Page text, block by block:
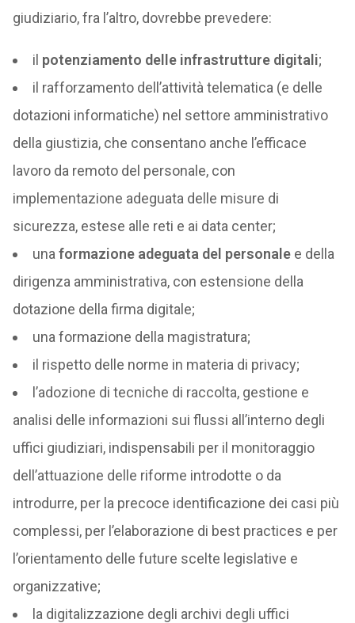
giudiziario, fra l’altro, dovrebbe prevedere:
il potenziamento delle infrastrutture digitali;
il rafforzamento dell’attività telematica (e delle
dotazioni informatiche) nel settore amministrativo
della giustizia, che consentano anche l’efficace
lavoro da remoto del personale, con
implementazione adeguata delle misure di
sicurezza, estese alle reti e ai data center;
una formazione adeguata del personalee della
dirigenza amministrativa, con estensione della
dotazione della firma digitale;
una formazione della magistratura;
il rispetto delle norme in materia di privacy;
l’adozione di tecniche di raccolta, gestione e
analisi delle informazioni sui flussi all’interno degli
uffici giudiziari, indispensabili per il monitoraggio
dell’attuazione delle riforme introdotte o da
introdurre, per la precoce identificazione dei casi più
complessi, per l’elaborazione di best practices e per
l’orientamento delle future scelte legislative e
organizzative;
la digitalizzazione degli archivi degli uffici